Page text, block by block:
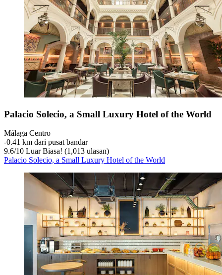
Palacio Solecio, a Small Luxury Hotel of the World
Málaga Centro
‐0.41 km dari pusat bandar
9.6/10 Luar Biasa! (1,013 ulasan)
Palacio Solecio, a Small Luxury Hotel of the World